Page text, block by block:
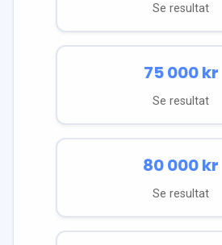
Se resultat
75 000kr
Se resultat
80 000kr
Se resultat